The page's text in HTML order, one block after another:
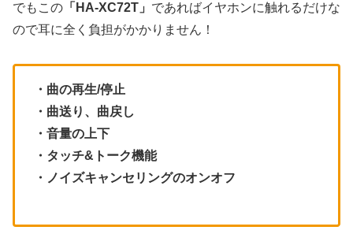
でもこの 「HA-XC72T」 であればイヤホンに触れるだけな
ので耳に全く負担がかかりません！
・曲の再生/停止
・曲送り、曲戻し
・音量の上下
・タッチ&トーク機能
・ノイズキャンセリングのオンオフ